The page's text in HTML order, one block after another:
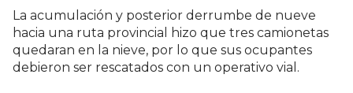
La acumulación y posterior derrumbe de nueve
hacia una ruta provincial hizo que tres camionetas
quedaran en la nieve, por lo que sus ocupantes
debieron ser rescatados con un operativo vial.